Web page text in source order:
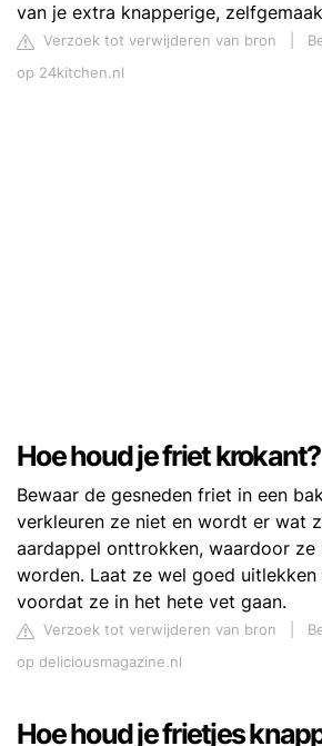
van je extra knapperige,
Verzoek tot verwijderen van bron
op 24kitchen.nl
Hoe houd je friet krokant?
Bewaar de gesneden friet in een
verkleuren ze niet en wordt er wat
aardappel onttrokken, waardoor ze
worden. Laat ze wel goed
voordat ze in het hete vet gaan.
Verzoek tot verwijderen van bron
op deliciousmagazine.nl
Hoe houd je frietjes